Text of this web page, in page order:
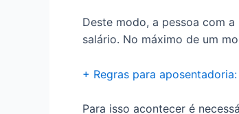
Deste modo, a pessoa com
salário. No máximo de um
+ Regras para
Para isso acontecer é